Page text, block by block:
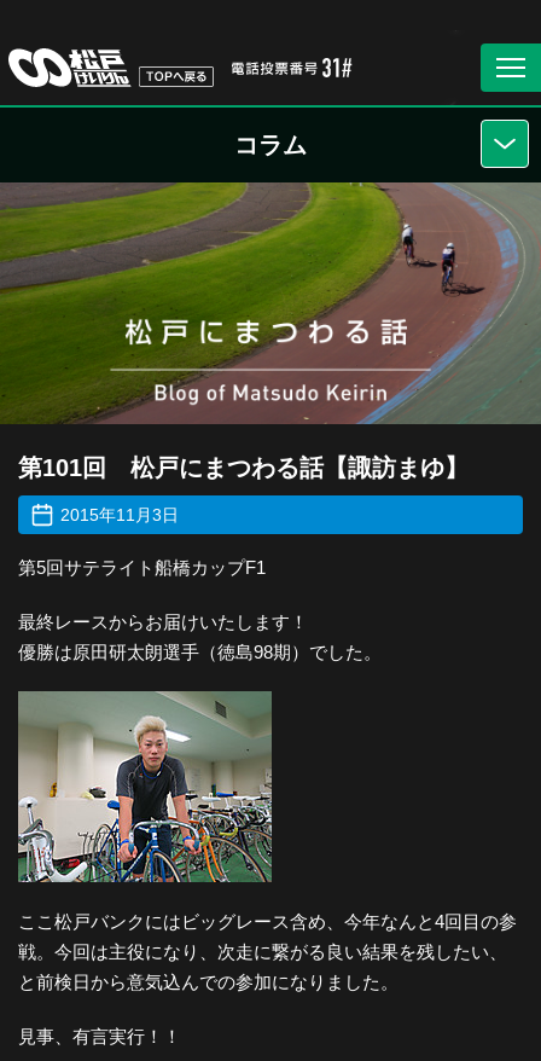
コラム
第101回 松戸にまつわる話【諏訪まゆ】
2015年11月3日
第5回サテライト船橋カップF1
最終レースからお届けいたします！
優勝は原田研太朗選手（徳島98期）でした。
ここ松戸バンクにはビッグレース含め、今年なんと4回目の参
戦。今回は主役になり、次走に繋がる良い結果を残したい、
と前検日から意気込んでの参加になりました。
見事、有言実行！！